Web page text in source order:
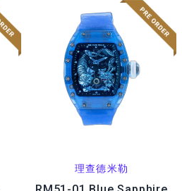
理查德米勒